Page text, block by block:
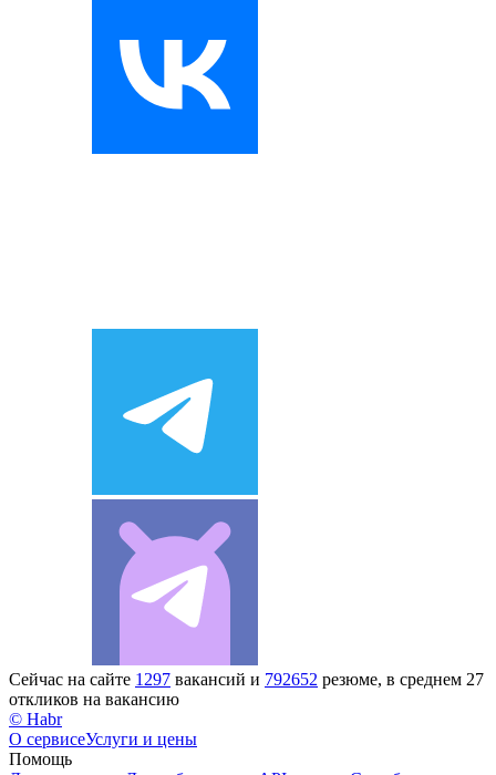
Сейчас на сайте 1297 вакансий и 792652 резюме, в среднем 27
откликов на вакансию
© Habr
О сервисеУслуги и цены
Помощь